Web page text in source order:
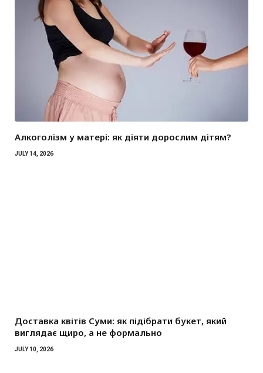
Алкоголізм у матері: як діяти дорослим дітям?
JULY 14, 2026
Доставка квітів Суми: як підібрати букет, який
виглядає щиро, а не формально
JULY 10, 2026